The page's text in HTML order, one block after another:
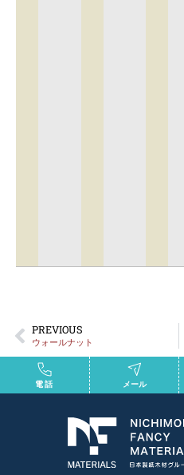
PREVIOUS
ウォールナット
電話 メール